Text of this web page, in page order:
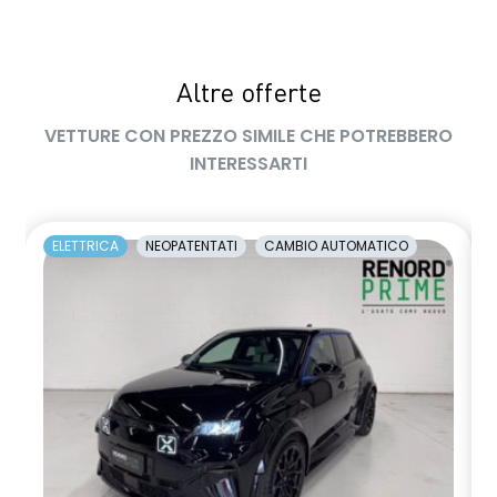
elettricamente e riscaldabili;Fari anteriori LED
sensore crepuscolare;Fari abbaglianti LED adattivi;Indicatori
di direzione sequenziali LED;Luci Diurne LED;Fari posteriori LED
del carburante senza tappo;Tergicristalli con sensore
pioggia;Cielo abitacolo nero;Sedili con rivestimento in pelle
ed inserti in Alcantara;Console centrale e bracciolo sulla
portiera in Alcantara;Retrovisore intelligente con funzione
anti abbagliamento;Visiera parasole con specchietti e luce
di cortesia (guidatore e passeggero);Pomello del cambio e
volante in pelle;Illuminazione ambientale multicolor
RGB;Bagagliaio modulare
Selettore modalita' di guida;Interruttore avviamento
motore;Freno di stazionamento elettronico;Hill start assist &
auto hold;Intelligent Key (Apertura porte e Avviamento
Altre offerte
VETTURE CON PREZZO SIMILE CHE POTREBBERO
INTERESSARTI
ELETTRICA NEOPATENTATI CAMBIO AUTOMATICO